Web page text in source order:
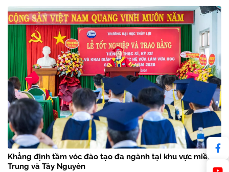
Khẳng định tầm vóc đào tạo đa ngành tại khu vực miền
Trung và Tây Nguyên